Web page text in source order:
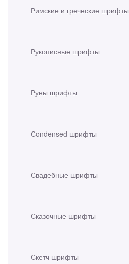
Римские и греческие шрифты
Рукописные шрифты
Руны шрифты
Сondensed шрифты
Свадебные шрифты
Сказочные шрифты
Скетч шрифты